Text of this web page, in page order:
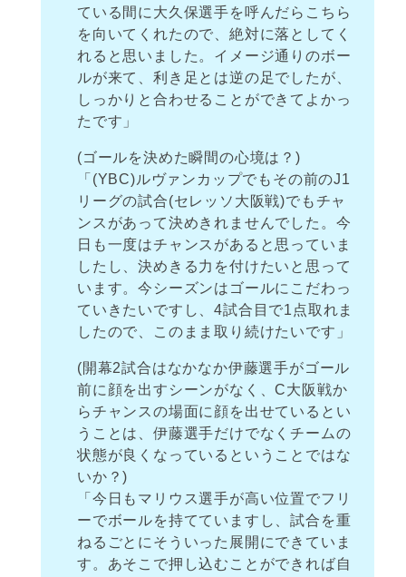
ている間に大久保選手を呼んだらこちら
を向いてくれたので、絶対に落としてく
れると思いました。イメージ通りのボー
ルが来て、利き足とは逆の足でしたが、
しっかりと合わせることができてよかっ
たです」
(ゴールを決めた瞬間の心境は？)
「(YBC)ルヴァンカップでもその前のJ1
リーグの試合(セレッソ大阪戦)でもチャ
ンスがあって決めきれませんでした。今
日も一度はチャンスがあると思っていま
したし、決めきる力を付けたいと思って
います。今シーズンはゴールにこだわっ
ていきたいですし、4試合目で1点取れま
したので、このまま取り続けたいです」
(開幕2試合はなかなか伊藤選手がゴール
前に顔を出すシーンがなく、C大阪戦か
らチャンスの場面に顔を出せているとい
うことは、伊藤選手だけでなくチームの
状態が良くなっているということではな
いか？)
「今日もマリウス選手が高い位置でフリ
ーでボールを持てていますし、試合を重
ねるごとにそういった展開にできていま
す。あそこで押し込むことができれば自